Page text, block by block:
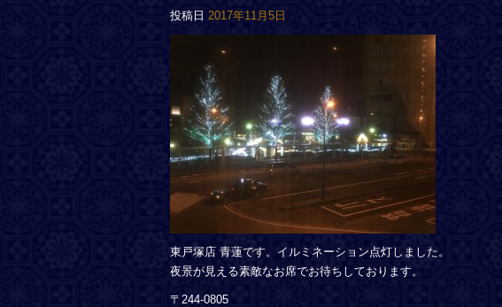
投稿日 2017年11月5日
東戸塚店 青蓮です。イルミネーション点灯しました。
夜景が見える素敵なお席でお待ちしております。
〒244-0805